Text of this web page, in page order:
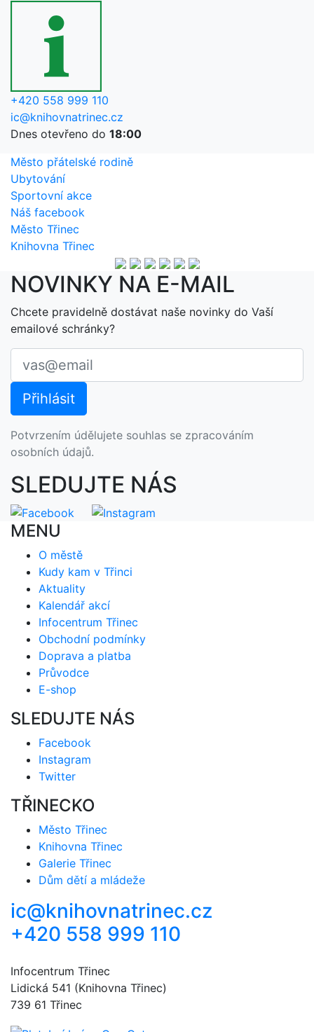
+420 558 999 110
ic@knihovnatrinec.cz
Dnes otevřeno do 18:00
Město přátelské rodině
Ubytování
Sportovní akce
Náš facebook
Město Třinec
Knihovna Třinec
NOVINKY NA E-MAIL
Chcete pravidelně dostávat naše novinky do Vaší
emailové schránky?
Potvrzením údělujete souhlas se zpracováním
osobních údajů.
SLEDUJTE NÁS
MENU
O městě
Kudy kam v Třinci
Aktuality
Kalendář akcí
Infocentrum Třinec
Obchodní podmínky
Doprava a platba
Průvodce
E-shop
SLEDUJTE NÁS
Facebook
Instagram
Twitter
TŘINECKO
Město Třinec
Knihovna Třinec
Galerie Třinec
Dům dětí a mládeže
ic@knihovnatrinec.cz
+420 558 999 110
Infocentrum Třinec
Lidická 541 (Knihovna Třinec)
739 61 Třinec